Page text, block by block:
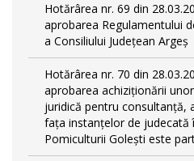
Hotărârea nr. 69 din
aprobarea Regulamentului
a Consiliului Județean Argeș
Hotărârea nr. 70 din
aprobarea achiziționării
juridică pentru consultanță,
fața instanțelor de judecată
Pomiculturii Golești este